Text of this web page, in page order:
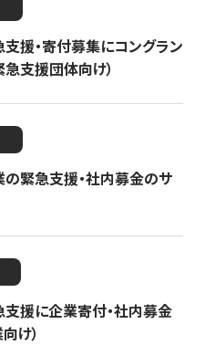
援・寄付募集にコングラン
支援団体向け）
の緊急支援・社内募金のサ
援に企業寄付・社内募金
け）